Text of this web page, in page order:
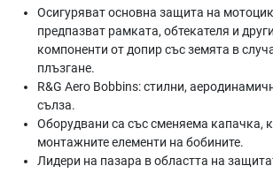
Осигуряват основна защита на
предпазват рамката, обтекателя и
компоненти от допир със земята в
плъзгане.
R&G Aero Bobbins: стилни,
сълза.
Оборудвани са със сменяема капачка,
монтажните елементи на бобините.
Лидери на пазара в областта на